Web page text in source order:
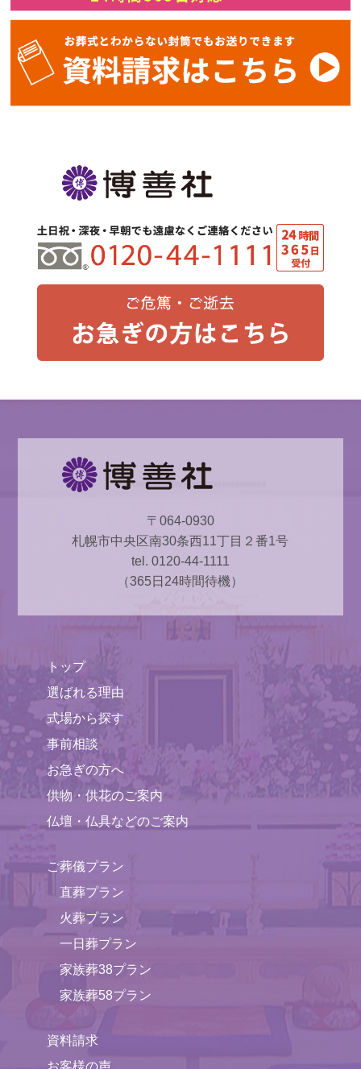
〒064-0930
札幌市中央区南30条西11丁目２番1号
tel. 0120-44-1111
（365日24時間待機）
トップ
選ばれる理由
式場から探す
事前相談
お急ぎの方へ
供物・供花のご案内
仏壇・仏具などのご案内
ご葬儀プラン
直葬プラン
火葬プラン
一日葬プラン
家族葬38プラン
家族葬58プラン
資料請求